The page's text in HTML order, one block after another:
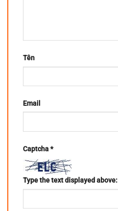
Tên
Email
Captcha*
Type the text displayed above: